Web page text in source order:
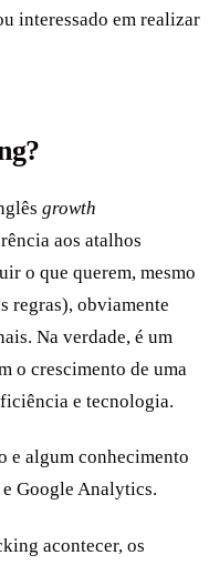
interessado em realizar
growth
aos atalhos
o que querem, mesmo
regras), obviamente
Na verdade, é um
o crescimento de uma
e tecnologia.
e algum conhecimento
Google Analytics.
acontecer, os